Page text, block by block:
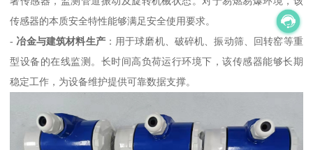
传感器的本质安全特性能够满足安全使用要求。
-冶金与建筑材料生产：用于球磨机、破碎机、振动筛、回转窑等重
型设备的在线监测。长时间高负荷运行环境下，该传感器能够长期
稳定工作，为设备维护提供可靠数据支撑。